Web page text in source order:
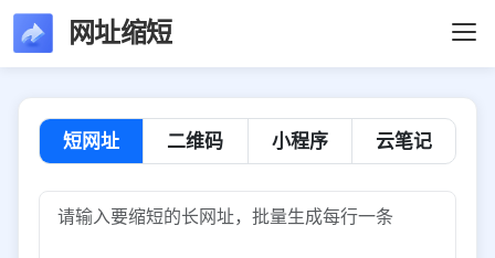
网址缩短
短网址 二维码 小程序 云笔记